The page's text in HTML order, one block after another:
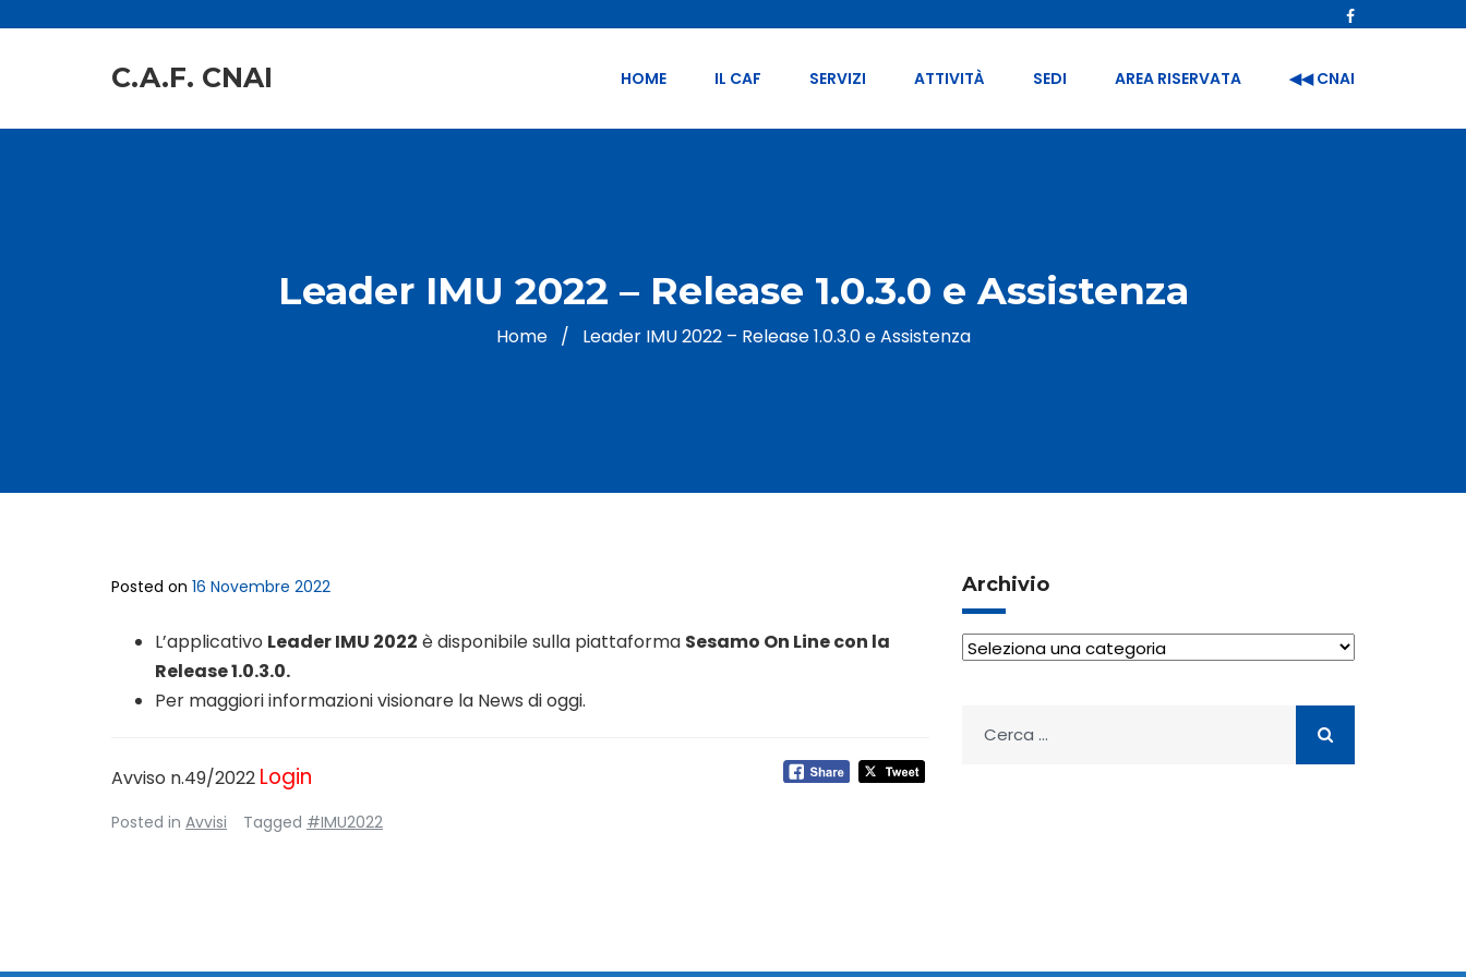
C.A.F. CNAI HOME IL CAF SERVIZI ATTIVITÀ SEDI AREA RISERVATA ◀︎◀︎ CNAI
Leader IMU 2022 – Release 1.0.3.0 e Assistenza
Home/ Leader IMU 2022 – Release 1.0.3.0 e Assistenza
Posted on 16 Novembre 2022
L’applicativo Leader IMU 2022 è disponibile sulla piattaforma Sesamo On Line con la
Release 1.0.3.0.
Per maggiori informazioni visionare la News di oggi.
Avviso n.49/2022 Login
Posted in Avvisi Tagged #IMU2022
Archivio
Archivio
per: